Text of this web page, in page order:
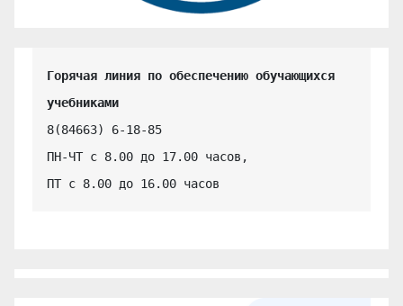
Горячая линия по обеспечению обучающихся
учебниками
8(84663) 6-18-85
ПН-ЧТ с 8.00 до 17.00 часов,
ПТ с 8.00 до 16.00 часов